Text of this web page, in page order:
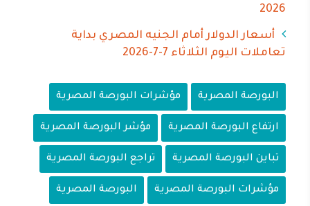
2026
أسعار الدولار أمام الجنيه المصري بداية
تعاملات اليوم الثلاثاء 7-7-2026
البورصة المصرية مؤشرات البورصة المصرية
ارتفاع البورصة المصرية مؤشر البورصة المصرية
تباين البورصة المصرية تراجع البورصة المصرية
مؤشرات البورصة المصرية البورصة المصرية